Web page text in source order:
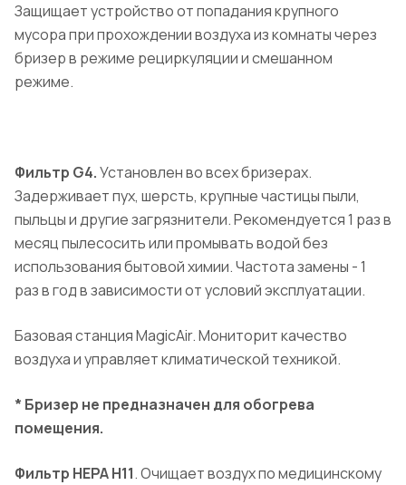
Защищает устройство от попадания крупного
мусора при прохождении воздуха из комнаты через
бризер в режиме рециркуляции и смешанном
режиме.
Фильтр G4.Установлен во всех бризерах.
Задерживает пух, шерсть, крупные частицы пыли,
пыльцы и другие загрязнители. Рекомендуется 1 раз в
месяц пылесосить или промывать водой без
использования бытовой химии. Частота замены - 1
раз в год в зависимости от условий эксплуатации.
Базовая станция MagicAir. Мониторит качество
воздуха и управляет климатической техникой.
* Бризер не предназначен для обогрева
помещения.
Фильтр HEPA H11. Очищает воздух по медицинскому